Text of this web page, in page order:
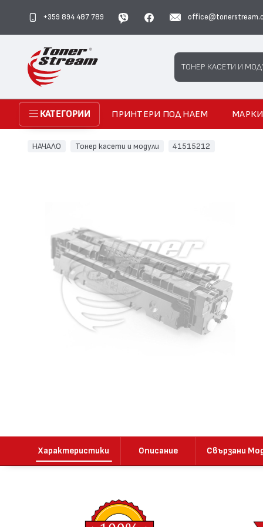
+359 894 487 789
Search
ТОНЕР КАСЕТИ И
КАТЕГОРИИ ПРИНТЕРИ ПОД НАЕМ МАРКИ
НАЧАЛО Тонер касети и модули 41515212
Характеристики Описание Свързани